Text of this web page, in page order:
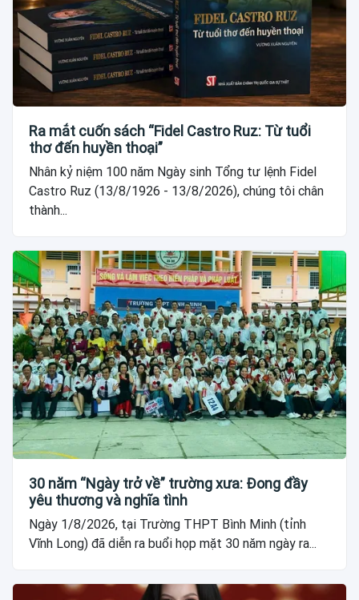
Ra mắt cuốn sách “Fidel Castro Ruz: Từ tuổi
thơ đến huyền thoại”
Nhân kỷ niệm 100 năm Ngày sinh Tổng tư lệnh Fidel
Castro Ruz (13/8/1926 - 13/8/2026), chúng tôi chân
thành...
30 năm “Ngày trở về” trường xưa: Đong đầy
yêu thương và nghĩa tình
Ngày 1/8/2026, tại Trường THPT Bình Minh (tỉnh
Vĩnh Long) đã diễn ra buổi họp mặt 30 năm ngày ra...